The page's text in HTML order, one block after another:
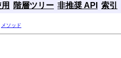
階層ツリー 非推奨 API 索引
メソッド